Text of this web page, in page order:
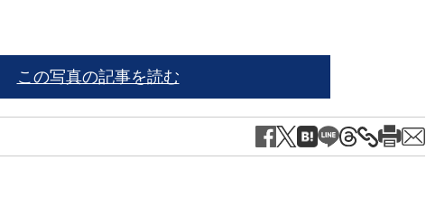
この写真の記事を読む